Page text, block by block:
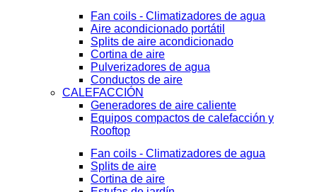
Fan coils - Climatizadores de agua
Aire acondicionado portátil
Splits de aire acondicionado
Cortina de aire
Pulverizadores de agua
Conductos de aire
CALEFACCIÓN
Generadores de aire caliente
Equipos compactos de calefacción y
Rooftop
Fan coils - Climatizadores de agua
Splits de aire
Cortina de aire